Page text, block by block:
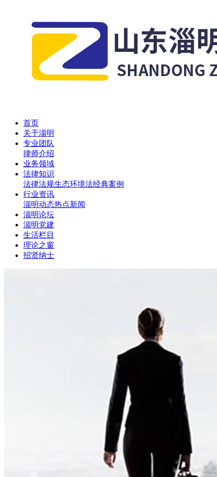
首页
关于淄明
专业团队
律师介绍
业务领域
法律知识
法律法规生态环境法经典案例
行业资讯
淄明动态热点新闻
淄明论坛
淄明党建
生活栏目
理论之窗
招贤纳士